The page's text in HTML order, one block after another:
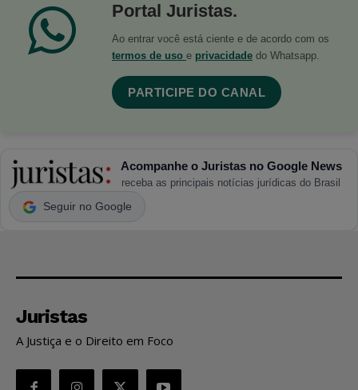
Portal Juristas.
Ao entrar você está ciente e de acordo com os
termos de uso e privacidade do Whatsapp.
PARTICIPE DO CANAL
Acompanhe o Juristas no Google News
receba as principais notícias jurídicas do Brasil
Seguir no Google
Juristas
A Justiça e o Direito em Foco